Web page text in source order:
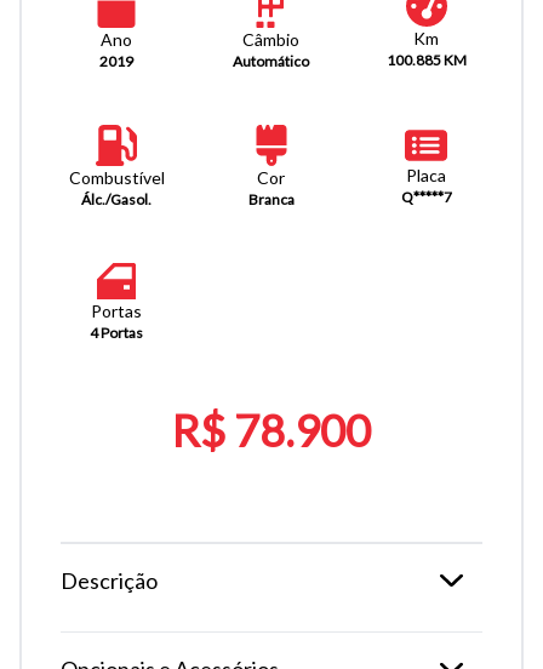
Ano
2019
Câmbio
Automático
Km
100.885 KM
Combustível
Álc./Gasol.
Cor
Branca
Placa
Q*****7
Portas
4 Portas
R$ 78.900
Descrição